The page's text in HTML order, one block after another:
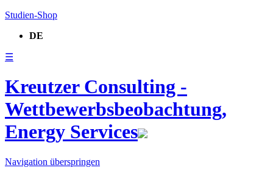
Studien-Shop
DE
☰
Kreutzer Consulting -
Wettbewerbsbeobachtung,
Energy Services
Navigation überspringen